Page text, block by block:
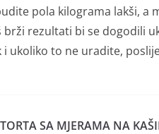
pola kilograma lakši, a
brži rezultati bi se dogodili
ukoliko to ne uradite,
SA MJERAMA NA